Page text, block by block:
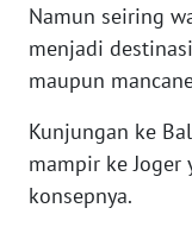
Namun seiring
menjadi
maupun
Kunjungan ke
mampir ke Joger
konsepnya.
WN
JAKARTA
WN
JABAR
WN